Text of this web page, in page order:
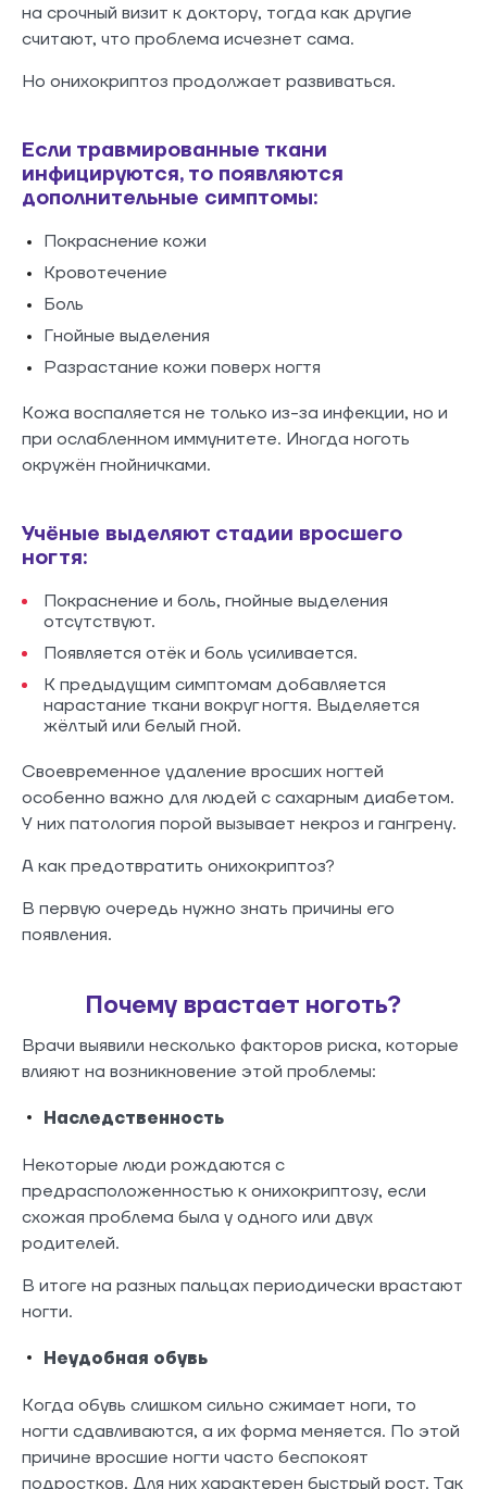
на срочный визит к доктору, тогда как другие
считают, что проблема исчезнет сама.
Но онихокриптоз продолжает развиваться.
Если травмированные ткани
инфицируются, то появляются
дополнительные симптомы:
Покраснение кожи
Кровотечение
Боль
Гнойные выделения
Разрастание кожи поверх ногтя
Кожа воспаляется не только из-за инфекции, но и
при ослабленном иммунитете. Иногда ноготь
окружён гнойничками.
Учёные выделяют стадии вросшего
ногтя:
Покраснение и боль, гнойные выделения
отсутствуют.
Появляется отёк и боль усиливается.
К предыдущим симптомам добавляется
нарастание ткани вокруг ногтя. Выделяется
жёлтый или белый гной.
Своевременное удаление вросших ногтей
особенно важно для людей с сахарным диабетом.
У них патология порой вызывает некроз и гангрену.
А как предотвратить онихокриптоз?
В первую очередь нужно знать причины его
появления.
Почему врастает ноготь?
Врачи выявили несколько факторов риска, которые
влияют на возникновение этой проблемы:
Наследственность
Некоторые люди рождаются с
предрасположенностью к онихокриптозу, если
схожая проблема была у одного или двух
родителей.
В итоге на разных пальцах периодически врастают
ногти.
Неудобная обувь
Когда обувь слишком сильно сжимает ноги, то
ногти сдавливаются, а их форма меняется. По этой
причине вросшие ногти часто беспокоят
подростков. Для них характерен быстрый рост. Так